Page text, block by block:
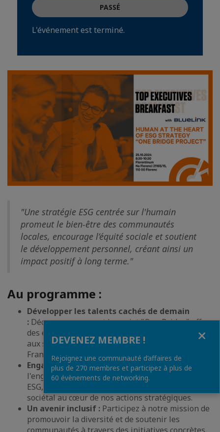
PASSÉ
L'événement est terminé.
"Une stratégie ESG centrée sur l'humain
promeut le bien-être des communautés
locales, encourage l’équité sociale et soutient
le développement personnel, créant ainsi un
impact positif à long terme."
Au programme :
Développer les talents cachés de demain
: Découvrez comment le projet "One Bridge" offre
des expériences professionnelles internationales
aux stagiaires issus de quartiers prioritaires
Français.
Engagement ESG :Apprenez-en plus sur
l'engagement de BlueLink envers les principes
ESG, en plaçant les valeurs humaines et l’impact
sociétal au cœur de nos actions stratégiques.
Un avenir inclusif : Participez à notre mission de
promouvoir la diversité et de soutenir les
DEVENEZ MEMBRE !
Rejoignez une communauté d’affaires de
plus de 270 membres et participez à plus de
60 évènements de networking.